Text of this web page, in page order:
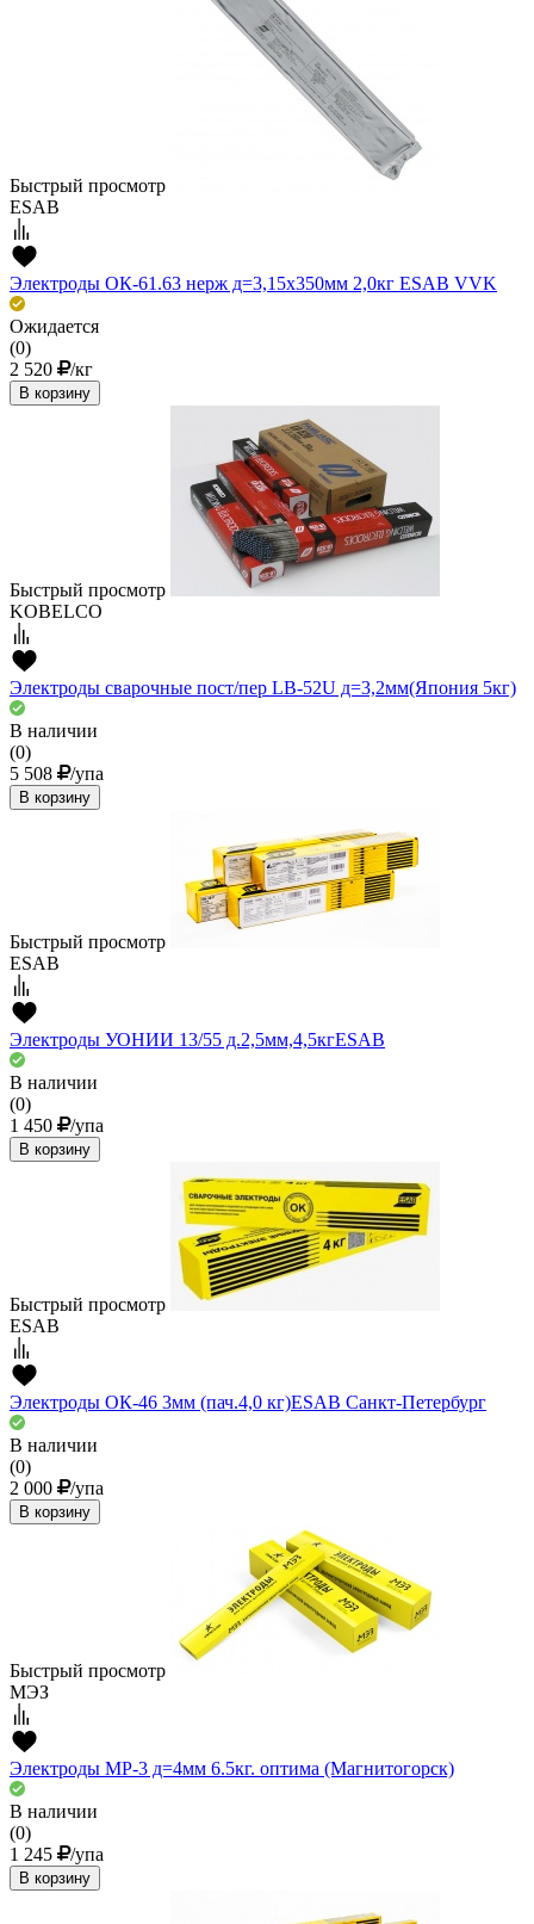
Быстрый просмотр
ESAB
Электроды ОК-61.63 нерж д=3,15х350мм 2,0кг ESAB VVK
Ожидается
(0)
2 520
/кг
В корзину
Быстрый просмотр
KOBELCO
Электроды сварочные пост/пер LB-52U д=3,2мм(Япония 5кг)
В наличии
(0)
5 508
/упа
В корзину
Быстрый просмотр
ESAB
Электроды УОНИИ 13/55 д.2,5мм,4,5кгESAВ
В наличии
(0)
1 450
/упа
В корзину
Быстрый просмотр
ESAB
Электроды ОК-46 3мм (пач.4,0 кг)ESAВ Санкт-Петербург
В наличии
(0)
2 000
/упа
В корзину
Быстрый просмотр
МЭЗ
Электроды МР-3 д=4мм 6.5кг. оптима (Магнитогорск)
В наличии
(0)
1 245
/упа
В корзину